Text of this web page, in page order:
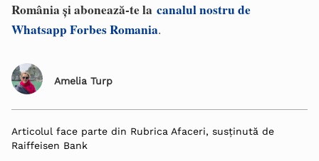
România și abonează-te la canalul nostru de
Whatsapp Forbes Romania.
Amelia Turp
Articolul face parte din Rubrica Afaceri, susținută de
Raiffeisen Bank